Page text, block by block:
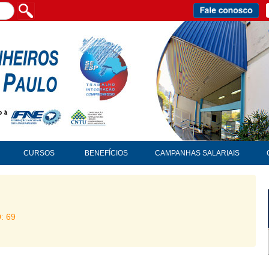
CURSOS BENEFÍCIOS CAMPANHAS SALARIAIS
69